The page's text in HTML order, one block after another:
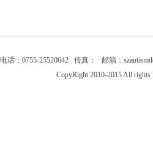
电话：0755-25520642 传真： 邮箱：
CopyRight 2010-2015 All